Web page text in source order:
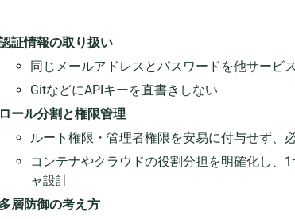
証情報の取り扱い
同じメールアドレスとパスワードを他サービ
GitなどにAPIキーを直書きしない
ール分割と権限管理
ルート権限・管理者権限を安易に付与せず、
コンテナやクラウドの役割分担を明確化し、
ャ設計
層防御の考え方